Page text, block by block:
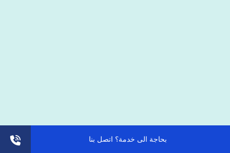
بحاجة الى خدمة؟ اتصل بنا